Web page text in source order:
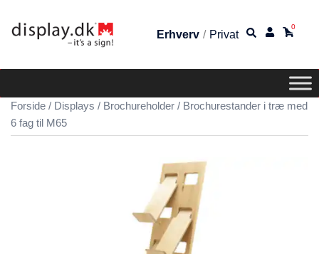
Erhverv / Privat
0
Forside / Displays / Brochureholder / Brochurestander i træ med
6 fag til M65